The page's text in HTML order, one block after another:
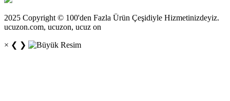
2025 Copyright © 100'den Fazla Ürün Çeşidiyle Hizmetinizdeyiz.
ucuzon.com, ucuzon, ucuz on
× ❮ ❯